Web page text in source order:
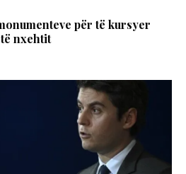
për të kursyer
nxehtit